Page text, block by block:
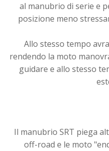
al manubrio di serie e
posizione meno
Allo stesso tempo
rendendo la moto
guidare e allo stesso
Il manubrio SRT piega
off-road e le moto